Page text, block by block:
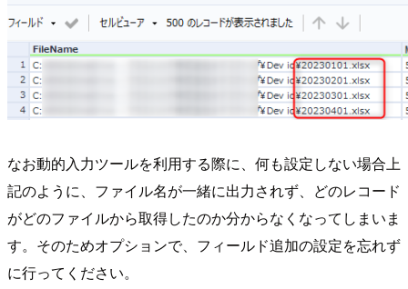
なお動的入力ツールを利用する際に、何も設定しない場合上
記のように、ファイル名が一緒に出力されず、どのレコード
がどのファイルから取得したのか分からなくなってしまいま
す。そのためオプションで、フィールド追加の設定を忘れず
に行ってください。